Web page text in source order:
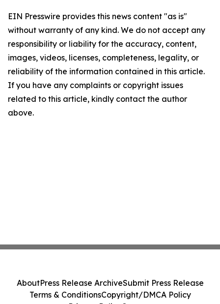
EIN Presswire provides this news content "as is"
without warranty of any kind. We do not accept any
responsibility or liability for the accuracy, content,
images, videos, licenses, completeness, legality, or
reliability of the information contained in this article.
If you have any complaints or copyright issues
related to this article, kindly contact the author
above.
AboutPress Release ArchiveSubmit Press Release
Terms & ConditionsCopyright/DMCA Policy